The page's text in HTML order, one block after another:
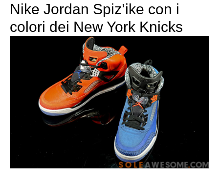
Nike Jordan Spiz’ike con i
colori dei New York Knicks